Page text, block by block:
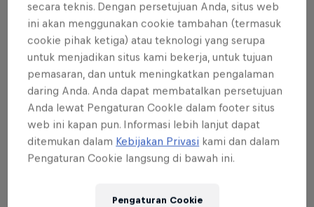
Location Date
NA #1 April 29
NA #2 May 6
LAN April 30
secara teknis. Dengan persetujuan Anda, situs web
ini akan menggunakan cookie tambahan (termasuk
cookie pihak ketiga) atau teknologi yang serupa
untuk menjadikan situs kami bekerja, untuk tujuan
pemasaran, dan untuk meningkatkan pengalaman
daring Anda. Anda dapat membatalkan persetujuan
Anda lewat Pengaturan CookIe dalam footer situs
web ini kapan pun. Informasi lebih lanjut dapat
ditemukan dalam Kebijakan Privasi kami dan dalam
Pengaturan Cookie langsung di bawah ini.
Pengaturan Cookie